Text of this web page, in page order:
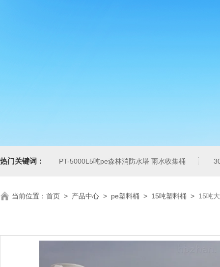
热门关键词： PT-5000L5吨pe森林消防水塔 雨水收集桶
当前位置： 首页 > 产品中心 > pe塑料桶 > 15吨塑料桶 > 15吨